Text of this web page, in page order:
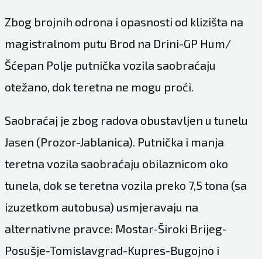
Zbog brojnih odrona i opasnosti od klizišta na
magistralnom putu Brod na Drini-GP Hum/
Šćepan Polje putnička vozila saobraćaju
otežano, dok teretna ne mogu proći.
Saobraćaj je zbog radova obustavljen u tunelu
Jasen (Prozor-Jablanica). Putnička i manja
teretna vozila saobraćaju obilaznicom oko
tunela, dok se teretna vozila preko 7,5 tona (sa
izuzetkom autobusa) usmjeravaju na
alternativne pravce: Mostar-Široki Brijeg-
Posušje-Tomislavgrad-Kupres-Bugojno i